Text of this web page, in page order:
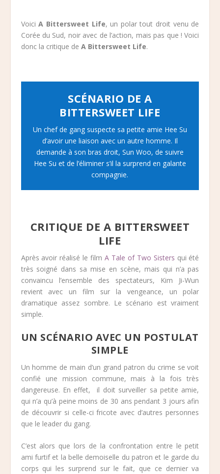
VoiciA Bittersweet Life, un polar tout droit venu de
Corée du Sud, noir avec de l’action, mais pas que ! Voici
donc la critique de A Bittersweet Life.
SCÉNARIO DE A
BITTERSWEET LIFE
Un chef de gang suspecte sa petite amie Hee Su
d’avoir une liaison avec un autre homme. Il
demande à son bras droit, Sun Woo, de suivre
Hee Su et de l’éliminer s’il la surprend en galante
compagnie.
CRITIQUE DE A BITTERSWEET
LIFE
Après avoir réalisé le filmA Tale of Two Sisters qui été
très soigné dans sa mise en scène, mais qui n’a pas
convaincu l’ensemble des spectateurs, Kim Ji-Wun
revient avec un film sur la vengeance, un polar
dramatique assez sombre. Le scénario est vraiment
simple.
UN SCÉNARIO AVEC UN POSTULAT
SIMPLE
Un homme de main d’un grand patron du crime se voit
confié une mission commune, mais à la fois très
dangereuse. En effet, il doit surveiller sa petite amie,
qui n’a qu’à peine moins de 30 ans pendant 3 jours afin
de découvrir si celle-ci fricote avec d’autres personnes
que le leader du gang.
C’est alors que lors de la confrontation entre le petit
ami furtif et la belle demoiselle du patron et le garde du
corps qui les surprend sur le fait, que ce dernier va